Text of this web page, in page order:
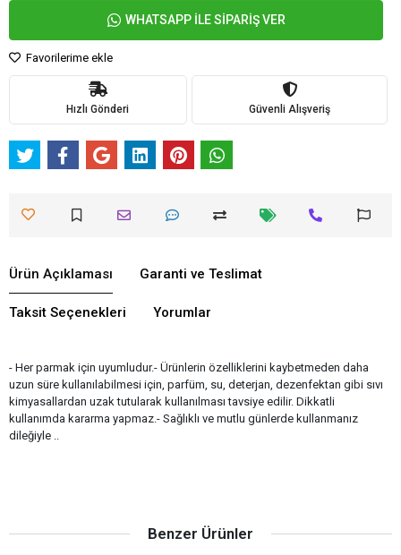
WHATSAPP İLE SİPARİŞ VER
Favorilerime ekle
Hızlı Gönderi Güvenli Alışveriş
Ürün Açıklaması Garanti ve Teslimat
Taksit Seçenekleri Yorumlar
- Her parmak için uyumludur.- Ürünlerin özelliklerini kaybetmeden daha
uzun süre kullanılabilmesi için, parfüm, su, deterjan, dezenfektan gibi sıvı
kimyasallardan uzak tutularak kullanılması tavsiye edilir. Dikkatli
kullanımda kararma yapmaz.- Sağlıklı ve mutlu günlerde kullanmanız
dileğiyle ..
Benzer Ürünler